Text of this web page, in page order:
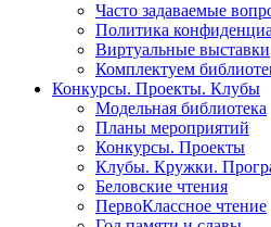
Часто задаваемые
Политика
Виртуальные выставки
Комплектуем
Конкурсы. Проекты. Клубы
Модельная библиотека
Планы мероприятий
Конкурсы. Проекты
Клубы. Кружки.
Беловские чтения
ПервоКлассное чтение